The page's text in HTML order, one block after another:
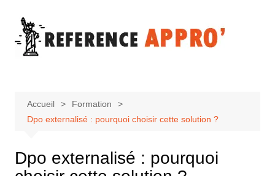
contenu
Accueil
Formation
Dpo externalisé : pourquoi choisir cette solution ?
Dpo externalisé : pourquoi